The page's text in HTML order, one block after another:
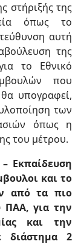
στήριξής της
όπως το
αυτή
της
το Εθνικό
που
υπογραφεί,
των
όπως η
του μέτρου.
Εκπαίδευση
και το
από τα πιο
ΠΑΑ, για την
και την
διάστημα 2